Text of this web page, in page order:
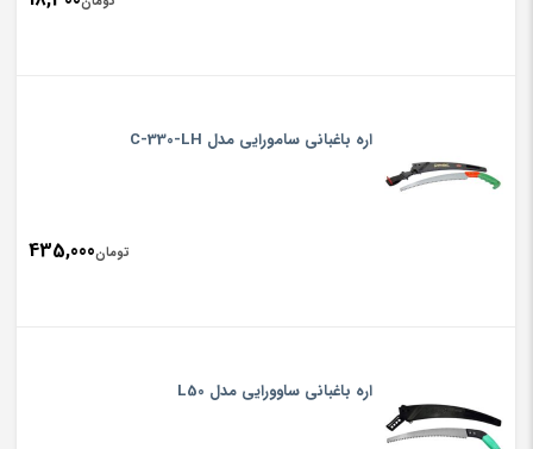
اره باغبانی سامورایی مدل C-330-LH
تومان435,000
اره باغبانی ساوورایی مدل L50